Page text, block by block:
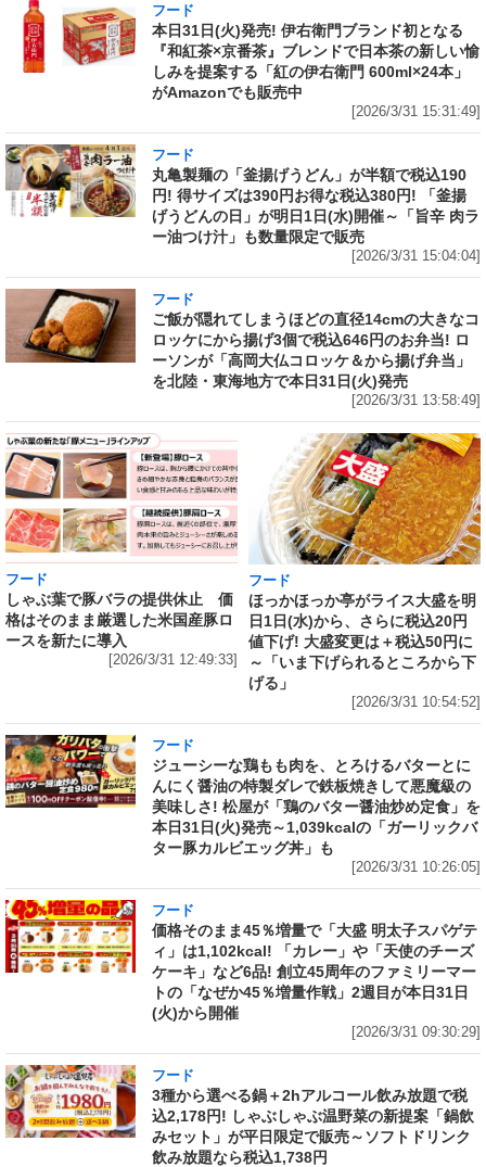
フード
本日31日(火)発売! 伊右衛門ブランド初となる
『和紅茶×京番茶』ブレンドで日本茶の新しい愉
しみを提案する「紅の伊右衛門 600ml×24本」
がAmazonでも販売中
[2026/3/31 15:31:49]
フード
丸亀製麺の「釜揚げうどん」が半額で税込190
円! 得サイズは390円お得な税込380円! 「釜揚
げうどんの日」が明日1日(水)開催～「旨辛 肉ラ
ー油つけ汁」も数量限定で販売
[2026/3/31 15:04:04]
フード
ご飯が隠れてしまうほどの直径14cmの大きなコ
ロッケにから揚げ3個で税込646円のお弁当! ロ
ーソンが「高岡大仏コロッケ＆から揚げ弁当」
を北陸・東海地方で本日31日(火)発売
[2026/3/31 13:58:49]
フード
しゃぶ葉で豚バラの提供休止 価
格はそのまま厳選した米国産豚ロ
ースを新たに導入
[2026/3/31 12:49:33]
フード
ほっかほっか亭がライス大盛を明
日1日(水)から、さらに税込20円
値下げ! 大盛変更は＋税込50円に
～「いま下げられるところから下
げる」
[2026/3/31 10:54:52]
フード
ジューシーな鶏もも肉を、とろけるバターとに
んにく醤油の特製ダレで鉄板焼きして悪魔級の
美味しさ! 松屋が「鶏のバター醤油炒め定食」を
本日31日(火)発売～1,039kcalの「ガーリックバ
ター豚カルビエッグ丼」も
[2026/3/31 10:26:05]
フード
価格そのまま45％増量で「大盛 明太子スパゲテ
ィ」は1,102kcal! 「カレー」や「天使のチーズ
ケーキ」など6品! 創立45周年のファミリーマー
トの「なぜか45％増量作戦」2週目が本日31日
(火)から開催
[2026/3/31 09:30:29]
フード
3種から選べる鍋＋2hアルコール飲み放題で税
込2,178円! しゃぶしゃぶ温野菜の新提案「鍋飲
みセット」が平日限定で販売～ソフトドリンク
飲み放題なら税込1,738円